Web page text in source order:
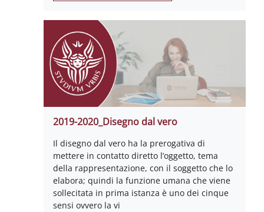
2019-2020_Disegno dal vero
Il disegno dal vero ha la prerogativa di
mettere in contatto diretto l’oggetto, tema
della rappresentazione, con il soggetto che lo
elabora; quindi la funzione umana che viene
sollecitata in prima istanza è uno dei cinque
sensi ovvero la vi